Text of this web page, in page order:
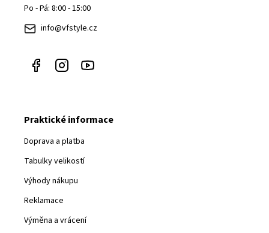
Po - Pá: 8:00 - 15:00
info@vfstyle.cz
Praktické informace
Doprava a platba
Tabulky velikostí
Výhody nákupu
Reklamace
Výměna a vrácení